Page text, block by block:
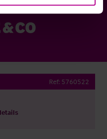
Ref: 5760522